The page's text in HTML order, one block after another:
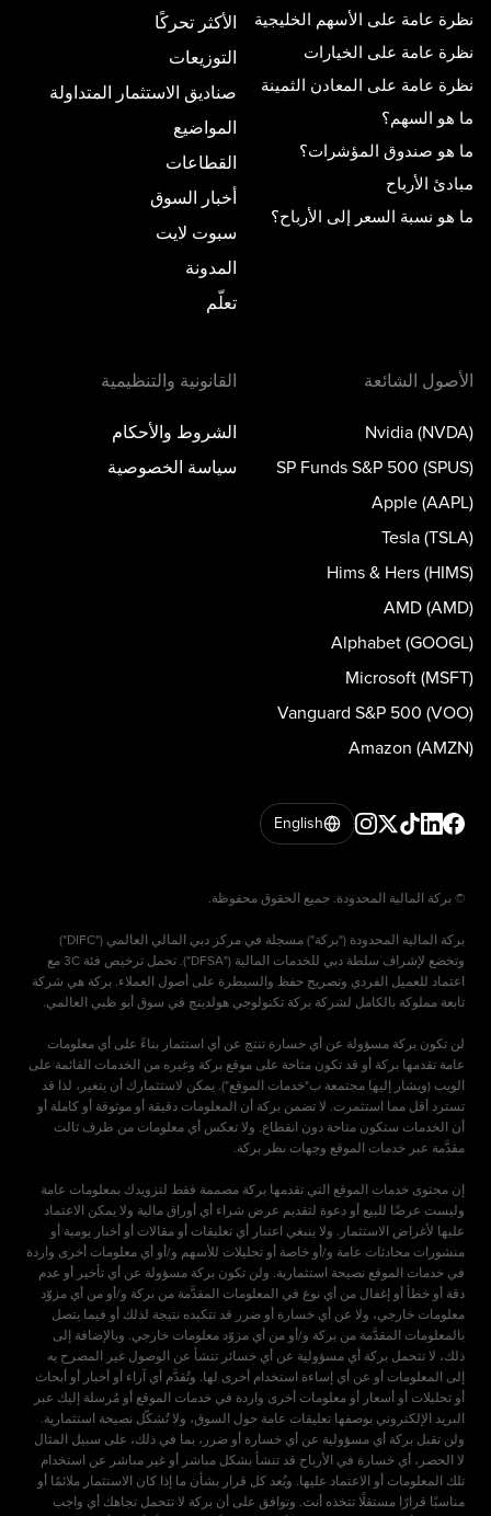
نظرة عامة على الأسهم الخليجية
نظرة عامة على الخيارات
نظرة عامة على المعادن الثمينة
ما هو السهم؟
ما هو صندوق المؤشرات؟
مبادئ الأرباح
ما هو نسبة السعر إلى الأرباح؟
الأكثر تحركًا
التوزيعات
صناديق الاستثمار المتداولة
المواضيع
القطاعات
أخبار السوق
سبوت لايت
المدونة
تعلّم
الأصول الشائعة
Nvidia (NVDA)
SP Funds S&P 500 (SPUS)
Apple (AAPL)
Tesla (TSLA)
Hims & Hers (HIMS)
AMD (AMD)
Alphabet (GOOGL)
Microsoft (MSFT)
Vanguard S&P 500 (VOO)
Amazon (AMZN)
القانونية والتنظيمية
الشروط والأحكام
سياسة الخصوصية
English
بركة المالية المحدودة ("بركة") مسجلة في مركز دبي المالي العالمي ("DIFC")
وتخضع لإشراف سلطة دبي للخدمات المالية ("DFSA"). تحمل ترخيص فئة 3C مع
اعتماد للعميل الفردي وتصريح حفظ والسيطرة على أصول العملاء. بركة هي شركة
لن تكون بركة مسؤولة عن أي خسارة تنتج عن أي استثمار بناءً على أي معلومات
عامة تقدمها بركة أو قد تكون متاحة على موقع بركة وغيره من الخدمات القائمة على
الويب (ويشار إليها مجتمعة ب"خدمات الموقع"). يمكن لاستثمارك أن يتغير، لذا قد
تسترد أقل مما استثمرت. لا تضمن بركة أن المعلومات دقيقة أو موثوقة أو كاملة أو
أن الخدمات ستكون متاحة دون انقطاع. ولا تعكس أي معلومات من طرف ثالث
إن محتوى خدمات الموقع التي تقدمها بركة مصممة فقط لتزويدك بمعلومات عامة
وليست عرضًا للبيع أو دعوة لتقديم عرض شراء أي أوراق مالية ولا يمكن الاعتماد
عليها لأغراض الاستثمار. ولا ينبغي اعتبار أي تعليقات أو مقالات أو أخبار يومية أو
منشورات محادثات عامة و/أو خاصة أو تحليلات للأسهم و/أو أي معلومات أخرى واردة
في خدمات الموقع نصيحة استثمارية. ولن تكون بركة مسؤولة عن أي تأخير أو عدم
دقة أو خطأ أو إغفال من أي نوع في المعلومات المقدَّمة من بركة و/أو من أي مزوّد
معلومات خارجي، ولا عن أي خسارة أو ضرر قد تتكبده نتيجة لذلك أو فيما يتصل
بالمعلومات المقدَّمة من بركة و/أو من أي مزوّد معلومات خارجي. وبالإضافة إلى
ذلك، لا تتحمل بركة أي مسؤولية عن أي خسائر تنشأ عن الوصول غير المصرح به
إلى المعلومات أو عن أي إساءة استخدام أخرى لها. وتُقدَّم أي آراء أو أخبار أو أبحاث
أو تحليلات أو أسعار أو معلومات أخرى واردة في خدمات الموقع أو مُرسلة إليك عبر
البريد الإلكتروني بوصفها تعليقات عامة حول السوق، ولا تُشكّل نصيحة استثمارية.
ولن تقبل بركة أي مسؤولية عن أي خسارة أو ضرر، بما في ذلك، على سبيل المثال
لا الحصر، أي خسارة في الأرباح قد تنشأ بشكل مباشر أو غير مباشر عن استخدام
تلك المعلومات أو الاعتماد عليها. ويُعد كل قرار بشأن ما إذا كان الاستثمار ملائمًا أو
مناسبًا قرارًا مستقلًا تتخذه أنت. وتوافق على أن بركة لا تتحمل تجاهك أي واجب